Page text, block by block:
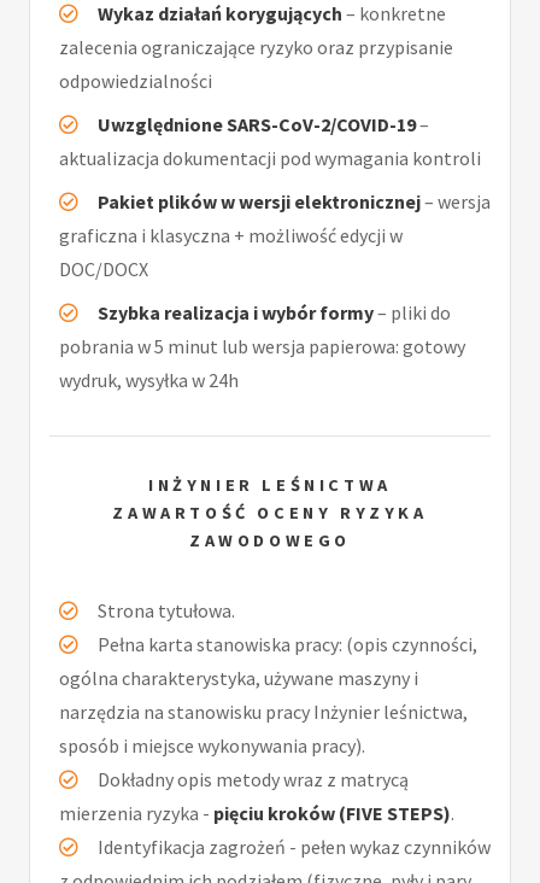
Wykaz działań korygujących – konkretne
zalecenia ograniczające ryzyko oraz przypisanie
odpowiedzialności
Uwzględnione SARS-CoV-2/COVID-19–
aktualizacja dokumentacji pod wymagania kontroli
Pakiet plików w wersji elektronicznej– wersja
graficzna i klasyczna + możliwość edycji w
DOC/DOCX
Szybka realizacja i wybór formy– pliki do
pobrania w 5 minut lub wersja papierowa: gotowy
wydruk, wysyłka w 24h
INŻYNIER LEŚNICTWA
ZAWARTOŚĆ OCENY RYZYKA
ZAWODOWEGO
Strona tytułowa.
Pełna karta stanowiska pracy: (opis czynności,
ogólna charakterystyka, używane maszyny i
narzędzia na stanowisku pracy Inżynier leśnictwa,
sposób i miejsce wykonywania pracy).
Dokładny opis metody wraz z matrycą
mierzenia ryzyka - pięciu kroków (FIVE STEPS).
Identyfikacja zagrożeń - pełen wykaz czynników